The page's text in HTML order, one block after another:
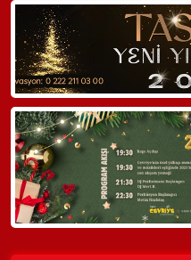
WhatsApp ile
Hemen Arayın
Detaylı Bilgi Alın